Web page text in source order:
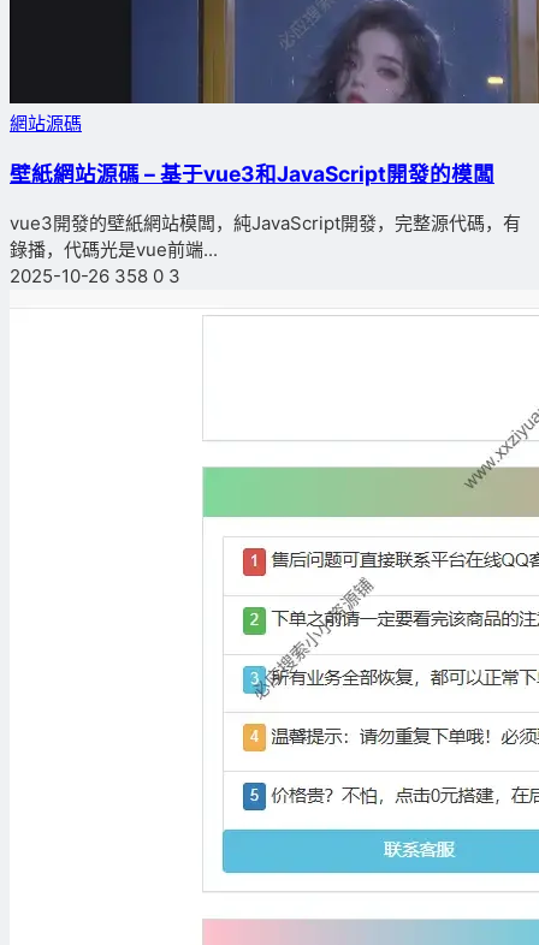
網站源碼
壁紙網站源碼 – 基于vue3和JavaScript開發的模闆
vue3開發的壁紙網站模闆，純JavaScript開發，完整源代碼，有
錄播，代碼光是vue前端...
2025-10-26 358 0 3